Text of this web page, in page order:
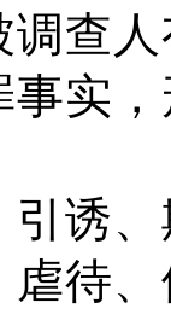
查
实
、
虐待